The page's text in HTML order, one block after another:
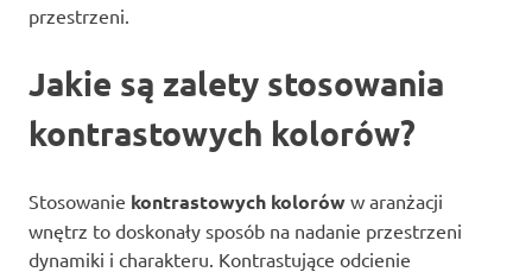
przestrzeni.
Jakie są zalety stosowania
kontrastowych kolorów?
Stosowanie kontrastowych kolorów w aranżacji
wnętrz to doskonały sposób na nadanie przestrzeni
dynamiki i charakteru. Kontrastujące odcienie